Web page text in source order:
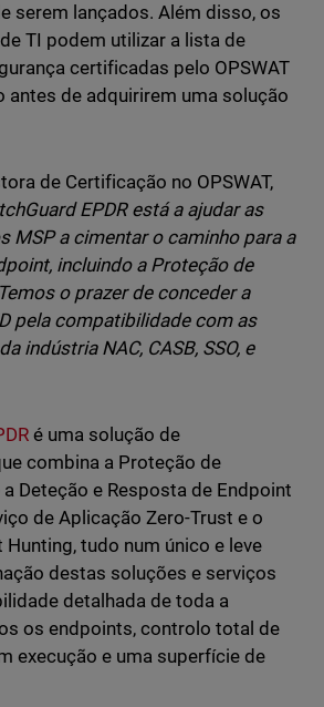
serem lançados. Além disso, os
TI podem utilizar a lista de
certificadas pelo OPSWAT
antes de adquirirem uma solução
de Certificação no OPSWAT,
EPDR está a ajudar as
MSP a cimentar o caminho para a
incluindo a Proteção de
o prazer de conceder a
pela compatibilidade com as
indústria NAC, CASB, SSO, e
é uma solução de
combina a Proteção de
Deteção e Resposta de Endpoint
de Aplicação Zero-Trust e o
Hunting, tudo num único e leve
destas soluções e serviços
detalhada de toda a
os endpoints, controlo total de
execução e uma superfície de